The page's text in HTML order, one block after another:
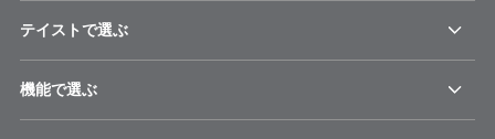
テイストで選ぶ
機能で選ぶ